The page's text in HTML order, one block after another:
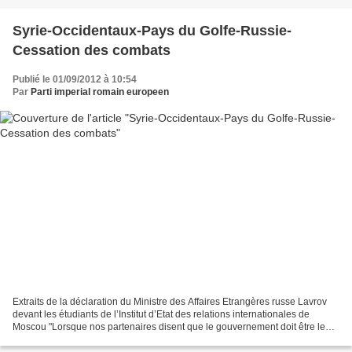
Syrie-Occidentaux-Pays du Golfe-Russie-
Cessation des combats
Publié le 01/09/2012 à 10:54
Par Parti imperial romain europeen
Extraits de la déclaration du Ministre des Affaires Etrangères russe Lavrov
devant les étudiants de l’Institut d’Etat des relations internationales de
Moscou "Lorsque nos partenaires disent que le gouvernement doit être le